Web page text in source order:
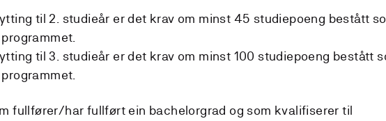
til 2. studieår er det krav om minst 45 studiepoeng bestått
til 3. studieår er det krav om minst 100 studiepoeng bestått
fullfører/har fullført ein bachelorgrad og som kvalifiserer til